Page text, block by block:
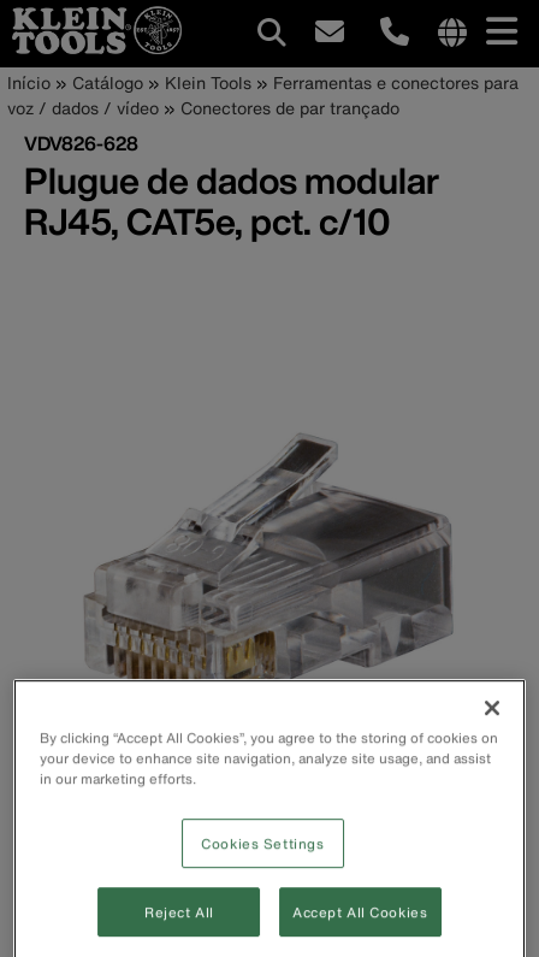
Pular
para
conteúdo
principal
site
Navegação
principal
Trilha
de
navegação
Início Catálogo Klein Tools
Ferramentas e conectores para
voz / dados / vídeo
Conectores de par trançado
VDV826-628
Plugue de dados modular
RJ45, CAT5e, pct. c/10
By clicking “Accept All Cookies”, you agree to the storing of cookies on
your device to enhance site navigation, analyze site usage, and assist
in our marketing efforts.
Cookies Settings
Reject All Accept All Cookies